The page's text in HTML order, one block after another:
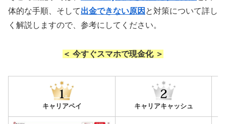
体的な手順、そして出金できない原因 と対策について詳し
く解説しますので、参考にしてください。
＜ 今すぐスマホで現金化 ＞
キャリアペイ キャリアキャッシュ